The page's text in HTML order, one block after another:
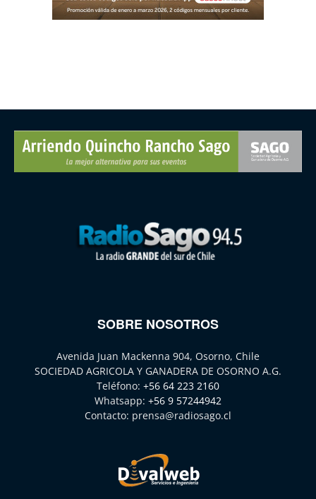
SOBRE NOSOTROS
Avenida Juan Mackenna 904, Osorno, Chile
SOCIEDAD AGRICOLA Y GANADERA DE OSORNO A.G.
Teléfono: +56 64 223 2160
Whatsapp: +56 9 57244942
Contacto: prensa@radiosago.cl